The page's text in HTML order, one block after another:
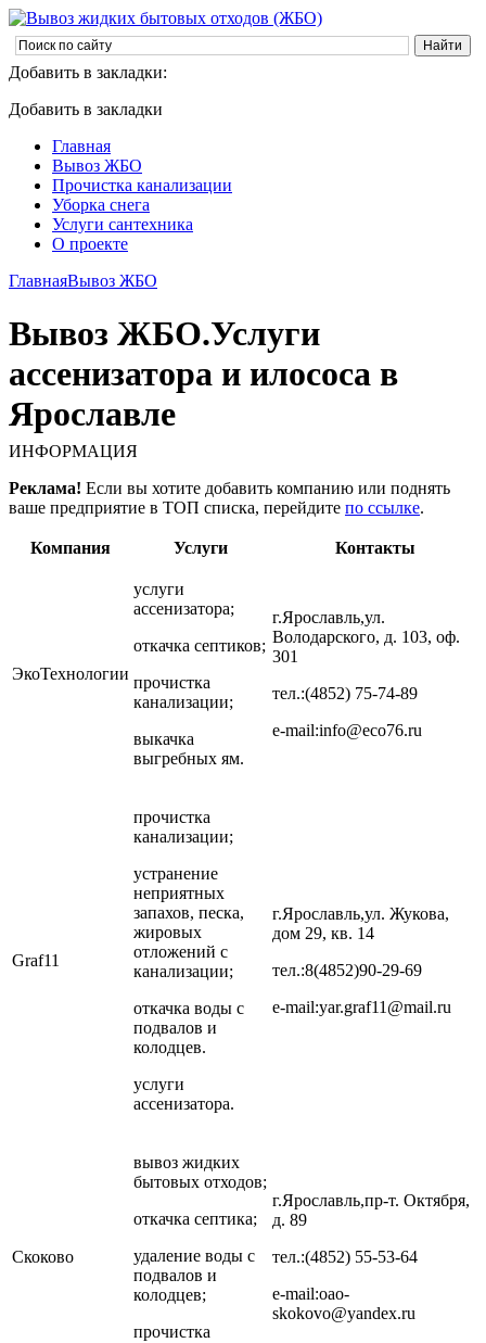
Добавить в закладки:
Добавить в закладки
Главная
Вывоз ЖБО
Прочистка канализации
Уборка снега
Услуги сантехника
О проекте
ГлавнаяВывоз ЖБО
Вывоз ЖБО.Услуги
ассенизатора и илососа в
Ярославле
ИНФОРМАЦИЯ
Реклама! Если вы хотите добавить компанию или поднять
ваше предприятие в ТОП списка, перейдите по ссылке.
Компания Услуги Контакты
ЭкоТехнологии
услуги
ассенизатора;
откачка септиков;
прочистка
канализации;
выкачка
выгребных ям.
г.Ярославль,ул.
Володарского, д. 103, оф.
301
тел.:(4852) 75-74-89
e-mail:info@eco76.ru
Graf11
прочистка
канализации;
устранение
неприятных
запахов, песка,
жировых
отложений с
канализации;
откачка воды с
подвалов и
колодцев.
услуги
ассенизатора.
г.Ярославль,ул. Жукова,
дом 29, кв. 14
тел.:8(4852)90-29-69
e-mail:yar.graf11@mail.ru
Скоково
вывоз жидких
бытовых отходов;
откачка септика;
удаление воды с
подвалов и
колодцев;
прочистка
г.Ярославль,пр-т. Октября,
д. 89
тел.:(4852) 55-53-64
e-mail:oao-
skokovo@yandex.ru